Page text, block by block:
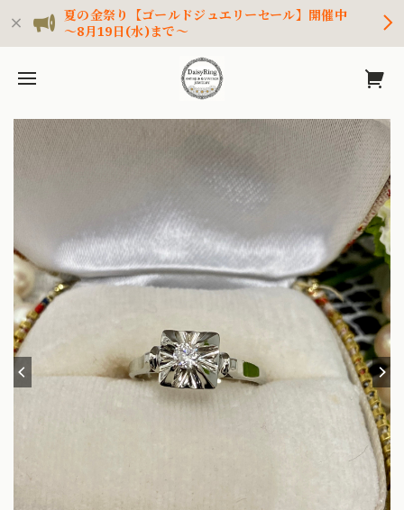
夏の金祭り【ゴールドジュエリーセール】開催中
～8月19日(水)まで～